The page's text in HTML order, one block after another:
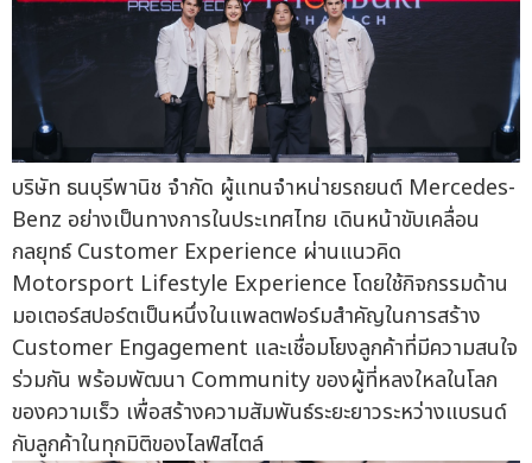
บริษัท ธนบุรีพานิช จำกัด ผู้แทนจำหน่ายรถยนต์ Mercedes-
Benz อย่างเป็นทางการในประเทศไทย เดินหน้าขับเคลื่อน
กลยุทธ์ Customer Experience ผ่านแนวคิด
Motorsport Lifestyle Experience โดยใช้กิจกรรมด้าน
มอเตอร์สปอร์ตเป็นหนึ่งในแพลตฟอร์มสำคัญในการสร้าง
Customer Engagement และเชื่อมโยงลูกค้าที่มีความสนใจ
ร่วมกัน พร้อมพัฒนา Community ของผู้ที่หลงใหลในโลก
ของความเร็ว เพื่อสร้างความสัมพันธ์ระยะยาวระหว่างแบรนด์
กับลูกค้าในทุกมิติของไลฟ์สไตล์